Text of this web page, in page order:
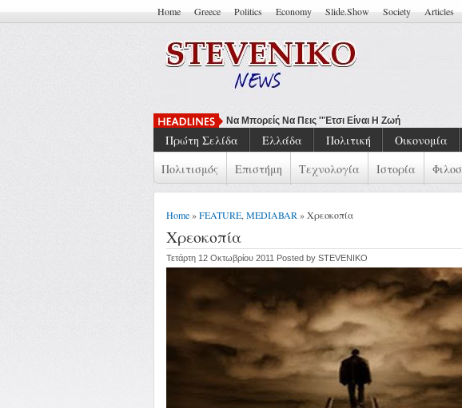
Home Greece Politics Economy Slide.Show Society Articles
Να Μπορείς Να Πεις ''Έτσι Είναι Η Ζωή ''
Πρώτη Σελίδα Ελλάδα Πολιτική Οικονομία
Πολιτισμός
Επιστήμη Τεχνολογία Ιστορία
Home»FEATURE MEDIABAR » Χρεοκοπία
Χρεοκοπία
Τετάρτη 12 Οκτωβρίου 2011 Posted by STEVENIKO